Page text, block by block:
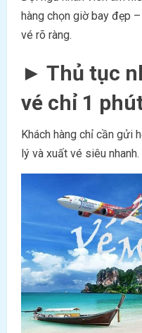
hàng chọn giờ bay đẹp
vé rõ ràng.
► Thủ tục
vé chỉ 1
Khách hàng chỉ cần gửi
lý và xuất vé siêu nhanh.